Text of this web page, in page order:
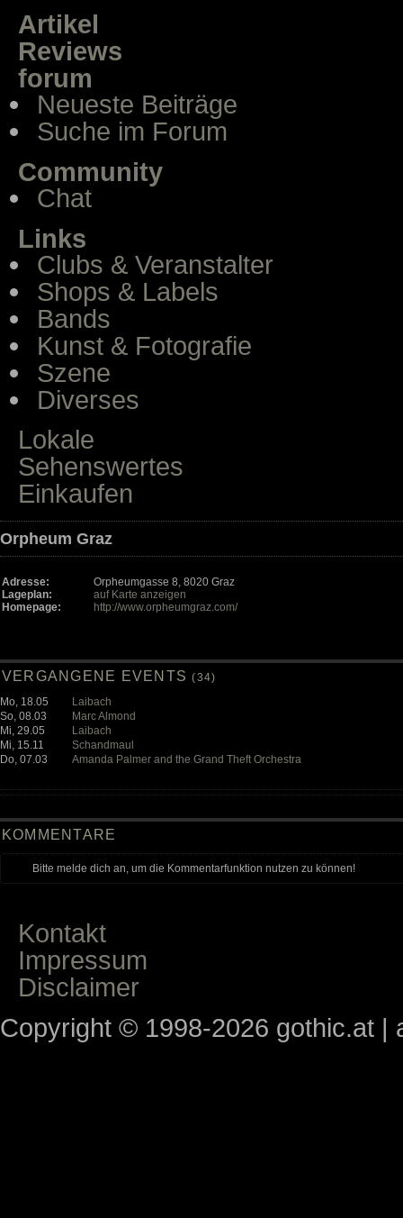
Artikel
Reviews
forum
Neueste Beiträge
Suche im Forum
Community
Chat
Links
Clubs & Veranstalter
Shops & Labels
Bands
Kunst & Fotografie
Szene
Diverses
Lokale
Sehenswertes
Einkaufen
Orpheum Graz
Adresse:
Orpheumgasse 8, 8020 Graz
Lageplan:
auf Karte anzeigen
Homepage:
http://www.orpheumgraz.com/
VERGANGENE EVENTS(34)
Mo, 18.05
Laibach
So, 08.03
Marc Almond
Mi, 29.05
Laibach
Mi, 15.11
Schandmaul
Do, 07.03
Amanda Palmer and the Grand Theft Orchestra
KOMMENTARE
Bitte melde dich an, um die Kommentarfunktion nutzen zu können!
Kontakt
Impressum
Disclaimer
Copyright © 1998-2026 gothic.at |